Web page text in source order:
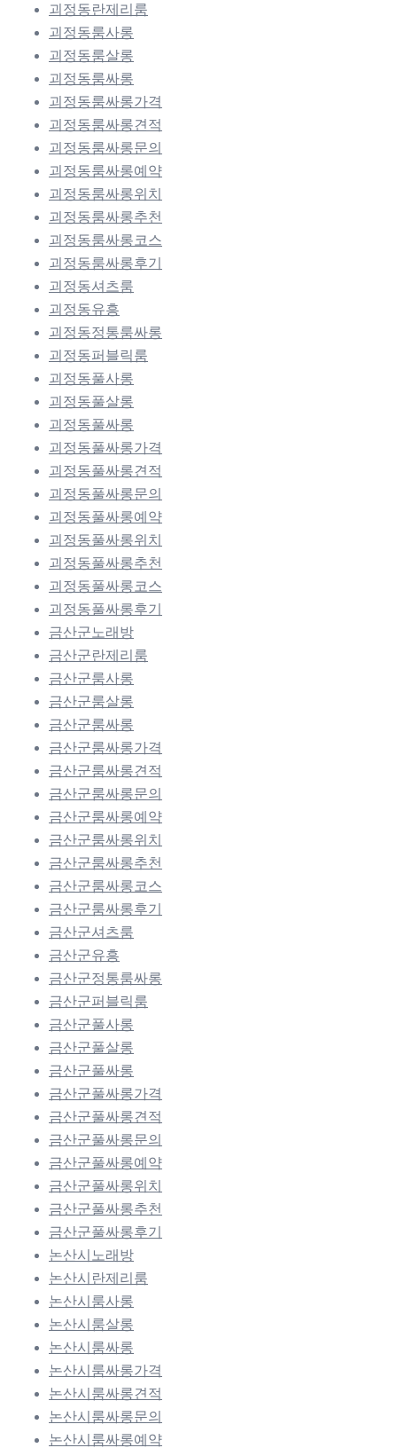
괴정동란제리룸
괴정동룸사롱
괴정동룸살롱
괴정동룸싸롱
괴정동룸싸롱가격
괴정동룸싸롱견적
괴정동룸싸롱문의
괴정동룸싸롱예약
괴정동룸싸롱위치
괴정동룸싸롱추천
괴정동룸싸롱코스
괴정동룸싸롱후기
괴정동셔츠룸
괴정동유흥
괴정동정통룸싸롱
괴정동퍼블릭룸
괴정동풀사롱
괴정동풀살롱
괴정동풀싸롱
괴정동풀싸롱가격
괴정동풀싸롱견적
괴정동풀싸롱문의
괴정동풀싸롱예약
괴정동풀싸롱위치
괴정동풀싸롱추천
괴정동풀싸롱코스
괴정동풀싸롱후기
금산군노래방
금산군란제리룸
금산군룸사롱
금산군룸살롱
금산군룸싸롱
금산군룸싸롱가격
금산군룸싸롱견적
금산군룸싸롱문의
금산군룸싸롱예약
금산군룸싸롱위치
금산군룸싸롱추천
금산군룸싸롱코스
금산군룸싸롱후기
금산군셔츠룸
금산군유흥
금산군정통룸싸롱
금산군퍼블릭룸
금산군풀사롱
금산군풀살롱
금산군풀싸롱
금산군풀싸롱가격
금산군풀싸롱견적
금산군풀싸롱문의
금산군풀싸롱예약
금산군풀싸롱위치
금산군풀싸롱추천
금산군풀싸롱후기
논산시노래방
논산시란제리룸
논산시룸사롱
논산시룸살롱
논산시룸싸롱
논산시룸싸롱가격
논산시룸싸롱견적
논산시룸싸롱문의
논산시룸싸롱예약